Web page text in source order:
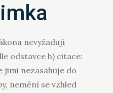
nevyžadují
odstavce h) citace:
jimi nezasahuje do
nemění se vzhled